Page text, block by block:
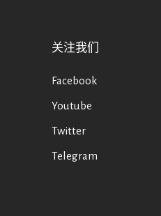
关注我们
Facebook
Youtube
Twitter
Telegram